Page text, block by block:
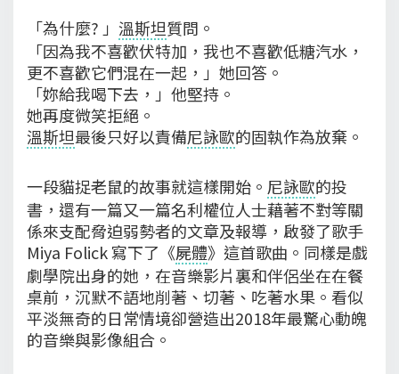
「為什麼? 」 溫斯坦質問。
「因為我不喜歡伏特加，我也不喜歡低糖汽水，
更不喜歡它們混在一起，」她回答。
「妳給我喝下去，」他堅持。
她再度微笑拒絕。
溫斯坦最後只好以責備尼詠歐的固執作為放棄。
一段貓捉老鼠的故事就這樣開始。 尼詠歐的投
書，還有一篇又一篇名利權位人士藉著不對等關
係來支配脅迫弱勢者的文章及報導，啟發了歌手
Miya Folick 寫下了《屍體》這首歌曲。同樣是戲
劇學院出身的她，在音樂影片裏和伴侶坐在在餐
桌前，沉默不語地削著、切著、吃著水果。看似
平淡無奇的日常情境卻營造出2018年最驚心動魄
的音樂與影像組合。